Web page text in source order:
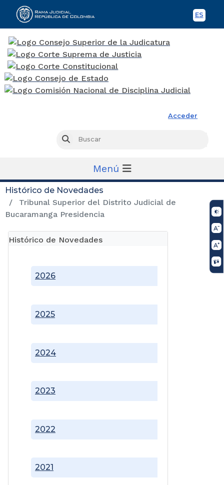
ES
Acceder
Buscar
Menú
Histórico de Novedades
Tribunal Superior del Distrito Judicial de
Bucaramanga Presidencia
Histórico de Novedades
2021
2022
2023
2024
2025
2026